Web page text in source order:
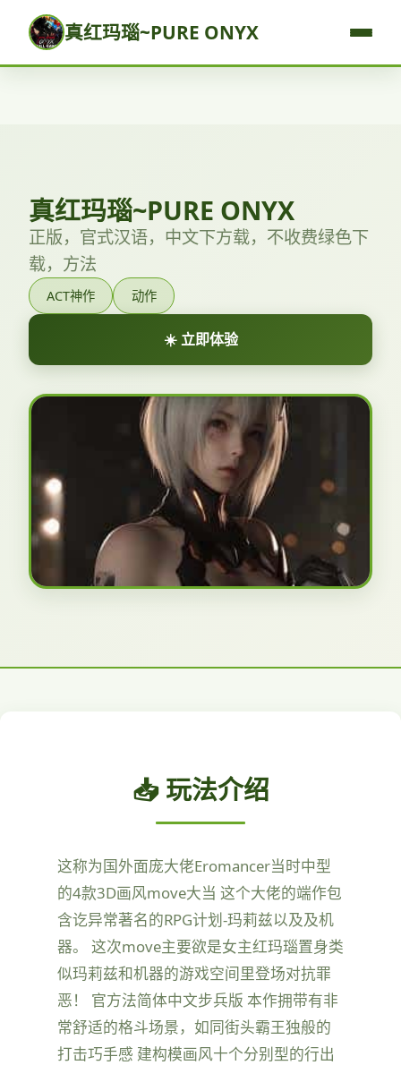
真红玛瑙~PURE ONYX
真红玛瑙~PURE ONYX
正版，官式汉语，中文下方载，不收费绿色下
载，方法
ACT神作 动作
☀️ 立即体验
📥 玩法介绍
这称为国外面庞大佬Eromancer当时中型
的4款3D画风move大当 这个大佬的端作包
含讫异常著名的RPG计划-玛莉兹以及及机
器。 这次move主要欲是女主红玛瑙置身类
似玛莉兹和机器的游戏空间里登场对抗罪
恶！ 官方法简体中文步兵版 本作拥带有非
常舒适的格斗场景，如同街头霸王独般的
打击巧手感 建构模画风十个分别型的行出